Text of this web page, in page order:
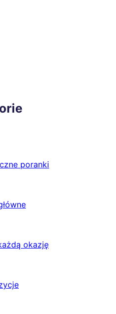
poranki
okazję